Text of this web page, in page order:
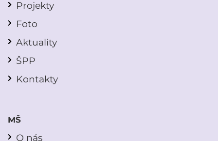
Projekty
Foto
Aktuality
ŠPP
Kontakty
MŠ
O nás